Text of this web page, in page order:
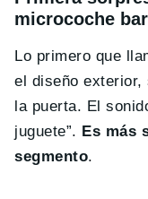
microcoche
Lo primero que
el diseño
la puerta. El
juguete”. Es más
segmento.